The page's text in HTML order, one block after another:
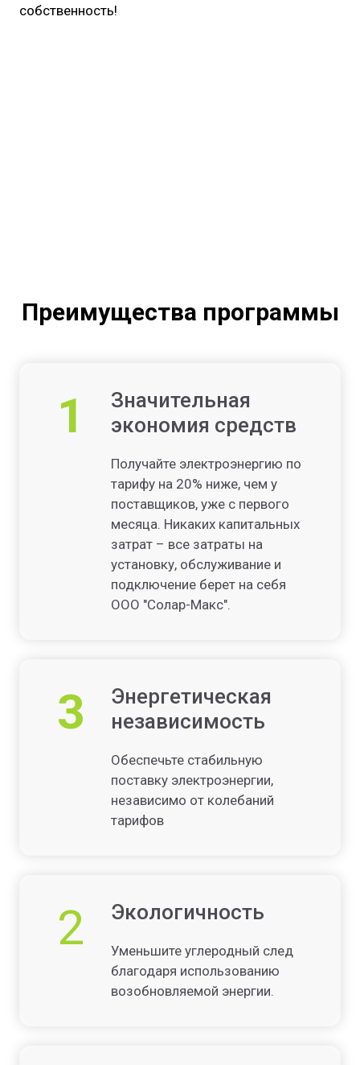
собственность!
Преимущества программы
1
Значительная
экономия средств
Получайте электроэнергию по
тарифу на 20% ниже, чем у
поставщиков, уже с первого
месяца. Никаких капитальных
затрат – все затраты на
установку, обслуживание и
подключение берет на себя
ООО "Солар-Макс".
3
Энергетическая
независимость
Обеспечьте стабильную
поставку электроэнергии,
независимо от колебаний
тарифов
2 Экологичность
Уменьшите углеродный след
благодаря использованию
возобновляемой энергии.